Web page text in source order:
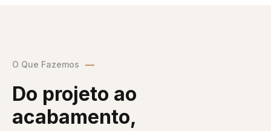
O Que Fazemos
Do projeto ao
acabamento,